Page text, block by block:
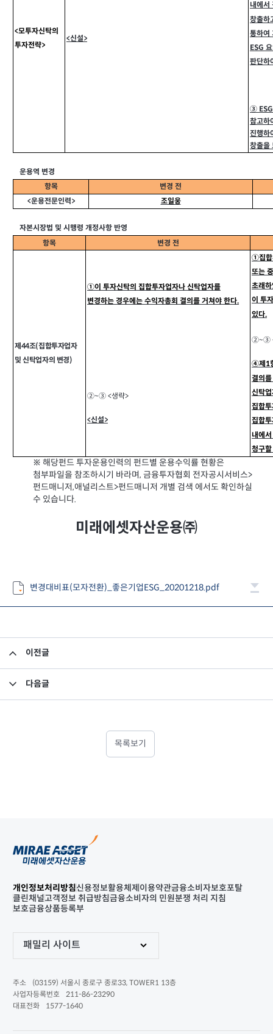
<모투자신탁의
투자전략>
<신설>
내에서
창출하
통하여
ESG
판단하
③ESG
참고
진행
창출을
운용역 변경
항목
변경 전
<운용전문인력>
조일웅
자본시장법 및 시행령 개정사항 반영
항목
변경 전
제44조(집합투자업자
및 신탁업자의 변경)
①이 투자신탁의 집합투자업자나 신탁업자를
변경하는 경우에는 수익자총회 결의를 거쳐야 한다.
②~③ <생략>
<신설>
①집합
또는
초래
이 투
있다.
②~③
④제1
결의
신탁
집합
집합
내에
청구
※ 해당펀드 투자운용인력의 펀드별 운용수익률 현황은
첨부파일을 참조하시기 바라며, 금융투자협회 전자공시서비스>
펀드매니저,애널리스트>펀드매니저 개별 검색 에서도 확인하실
수 있습니다.
미래에셋자산운용㈜
변경대비표(모자전환)_좋은기업ESG_20201218.pdf
이전글
다음글
목록보기
개인정보처리방침신용정보활용체제 이용약관금융소비자보호포탈
클린채널고객정보 취급방침금융소비자의 민원분쟁 처리 지침
보호금융상품등록부
패밀리 사이트
주소
(03159) 서울시 종로구 종로33, TOWER1 13층
사업자등록번호
211-86-23290
대표전화
1577-1640